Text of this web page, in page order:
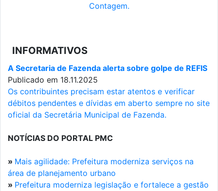
Contagem.
INFORMATIVOS
A Secretaria de Fazenda alerta sobre golpe de REFIS
Publicado em 18.11.2025
Os contribuintes precisam estar atentos e verificar
débitos pendentes e dívidas em aberto sempre no site
oficial da Secretária Municipal de Fazenda.
NOTÍCIAS DO PORTAL PMC
» Mais agilidade: Prefeitura moderniza serviços na
área de planejamento urbano
» Prefeitura moderniza legislação e fortalece a gestão